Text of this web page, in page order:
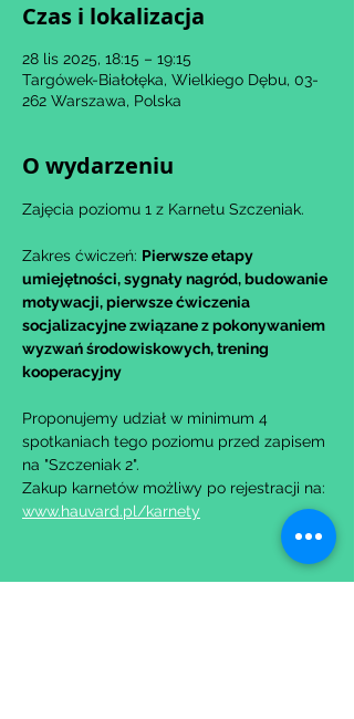
Czas i lokalizacja
28 lis 2025, 18:15 – 19:15
Targówek-Białołęka, Wielkiego Dębu, 03-
262 Warszawa, Polska
O wydarzeniu
Zajęcia poziomu 1 z Karnetu Szczeniak.
Zakres ćwiczeń: Pierwsze etapy
umiejętności, sygnały nagród, budowanie
motywacji, pierwsze ćwiczenia
socjalizacyjne związane z pokonywaniem
wyzwań środowiskowych, trening
kooperacyjny
Proponujemy udział w minimum 4
spotkaniach tego poziomu przed zapisem
na "Szczeniak 2".
Zakup karnetów możliwy po rejestracji na:
www.hauvard.pl/karnety